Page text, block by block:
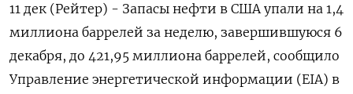
11 дек (Рейтер) - Запасы нефти в США упали на 1,4
миллиона баррелей за неделю, завершившуюся 6
декабря, до 421,95 миллиона баррелей, сообщило
Управление энергетической информации (EIA) в